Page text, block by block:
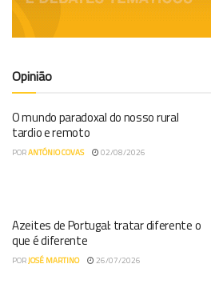
Opinião
O mundo paradoxal do nosso rural
tardio e remoto
PORANTÓNIO COVAS 02/08/2026
Azeites de Portugal: tratar diferente o
que é diferente
PORJOSÉ MARTINO 26/07/2026